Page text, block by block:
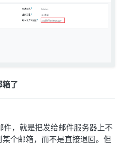
箱了
件，就是把发给邮件服务器上不
个邮箱，而不是直接退回。但